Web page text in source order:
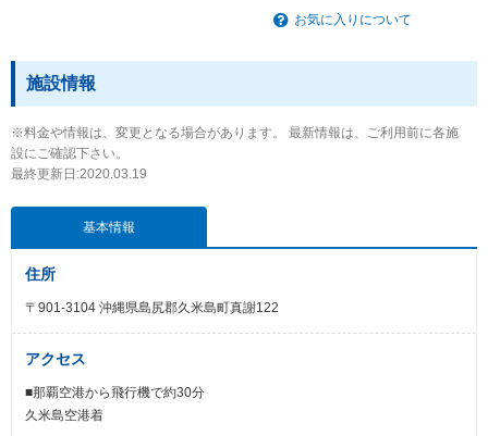
お気に入りについて
施設情報
※料金や情報は、変更となる場合があります。 最新情報は、ご利用前に各施
設にご確認下さい。
最終更新日:2020.03.19
基本情報
住所
〒901-3104 沖縄県島尻郡久米島町真謝122
アクセス
■那覇空港から飛行機で約30分
久米島空港着